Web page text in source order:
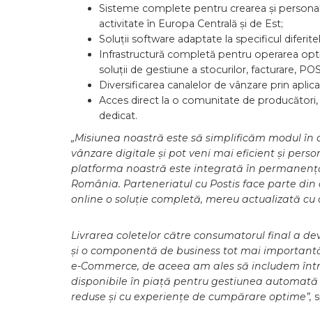
Sisteme complete pentru crearea și
activitate în Europa Centrală și de Est;
Soluții software adaptate la specificul
Infrastructură completă pentru operarea
soluții de gestiune a stocurilor, facturare,
Diversificarea canalelor de vânzare prin
Acces direct la o comunitate de
dedicat.
„Misiunea noastră este să simplificăm modul
vânzare digitale și pot veni mai eficient și
platforma noastră este integrată în
România. Parteneriatul cu Postis face parte
online o soluție completă, mereu actualizată
Livrarea coletelor către consumatorul final a
și o componentă de business tot mai
e-Commerce, de aceea am ales să includem
disponibile în piață pentru gestiunea
reduse și cu experiențe de cumpărare optime”,